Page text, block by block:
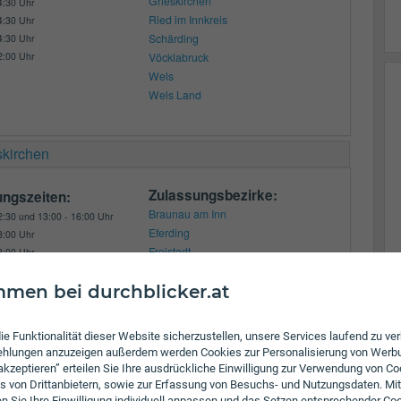
bei durchblicker.at
Funktionalität dieser Website sicherzustellen, unsere Services laufend zu
anzuzeigen außerdem werden Cookies zur Personalisierung von
erteilen Sie Ihre ausdrückliche Einwilligung zur Verwendung von
von Drittanbietern, sowie zur Erfassung von Besuchs- und Nutzungsdaten.
Uhr
Uhr
Uhr
Ried im Innkreis
Schärding
Vöcklabruck
Wels
Wels Land
und 13:00 - 16:00 Uhr
Uhr
Uhr
Uhr
Zulassungsbezirke:
Braunau am Inn
Eferding
Freistadt
Grieskirchen
Linz Land
Perg
Ried im Innkreis